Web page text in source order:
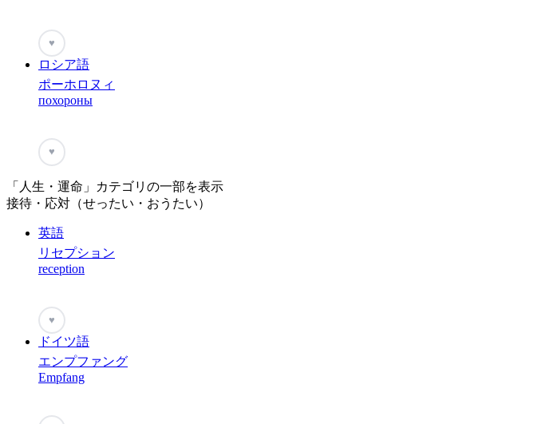
♥
ロシア語
ポーホロヌィ
похороны
♥
「人生・運命」カテゴリの一部を表示
接待・応対（せったい・おうたい）
英語
リセプション
reception
♥
ドイツ語
エンプファング
Empfang